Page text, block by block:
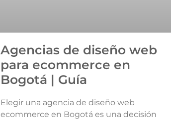
Agencias de diseño web
para ecommerce en
Bogotá | Guía
Elegir una agencia de diseño web
ecommerce en Bogotá es una decisión